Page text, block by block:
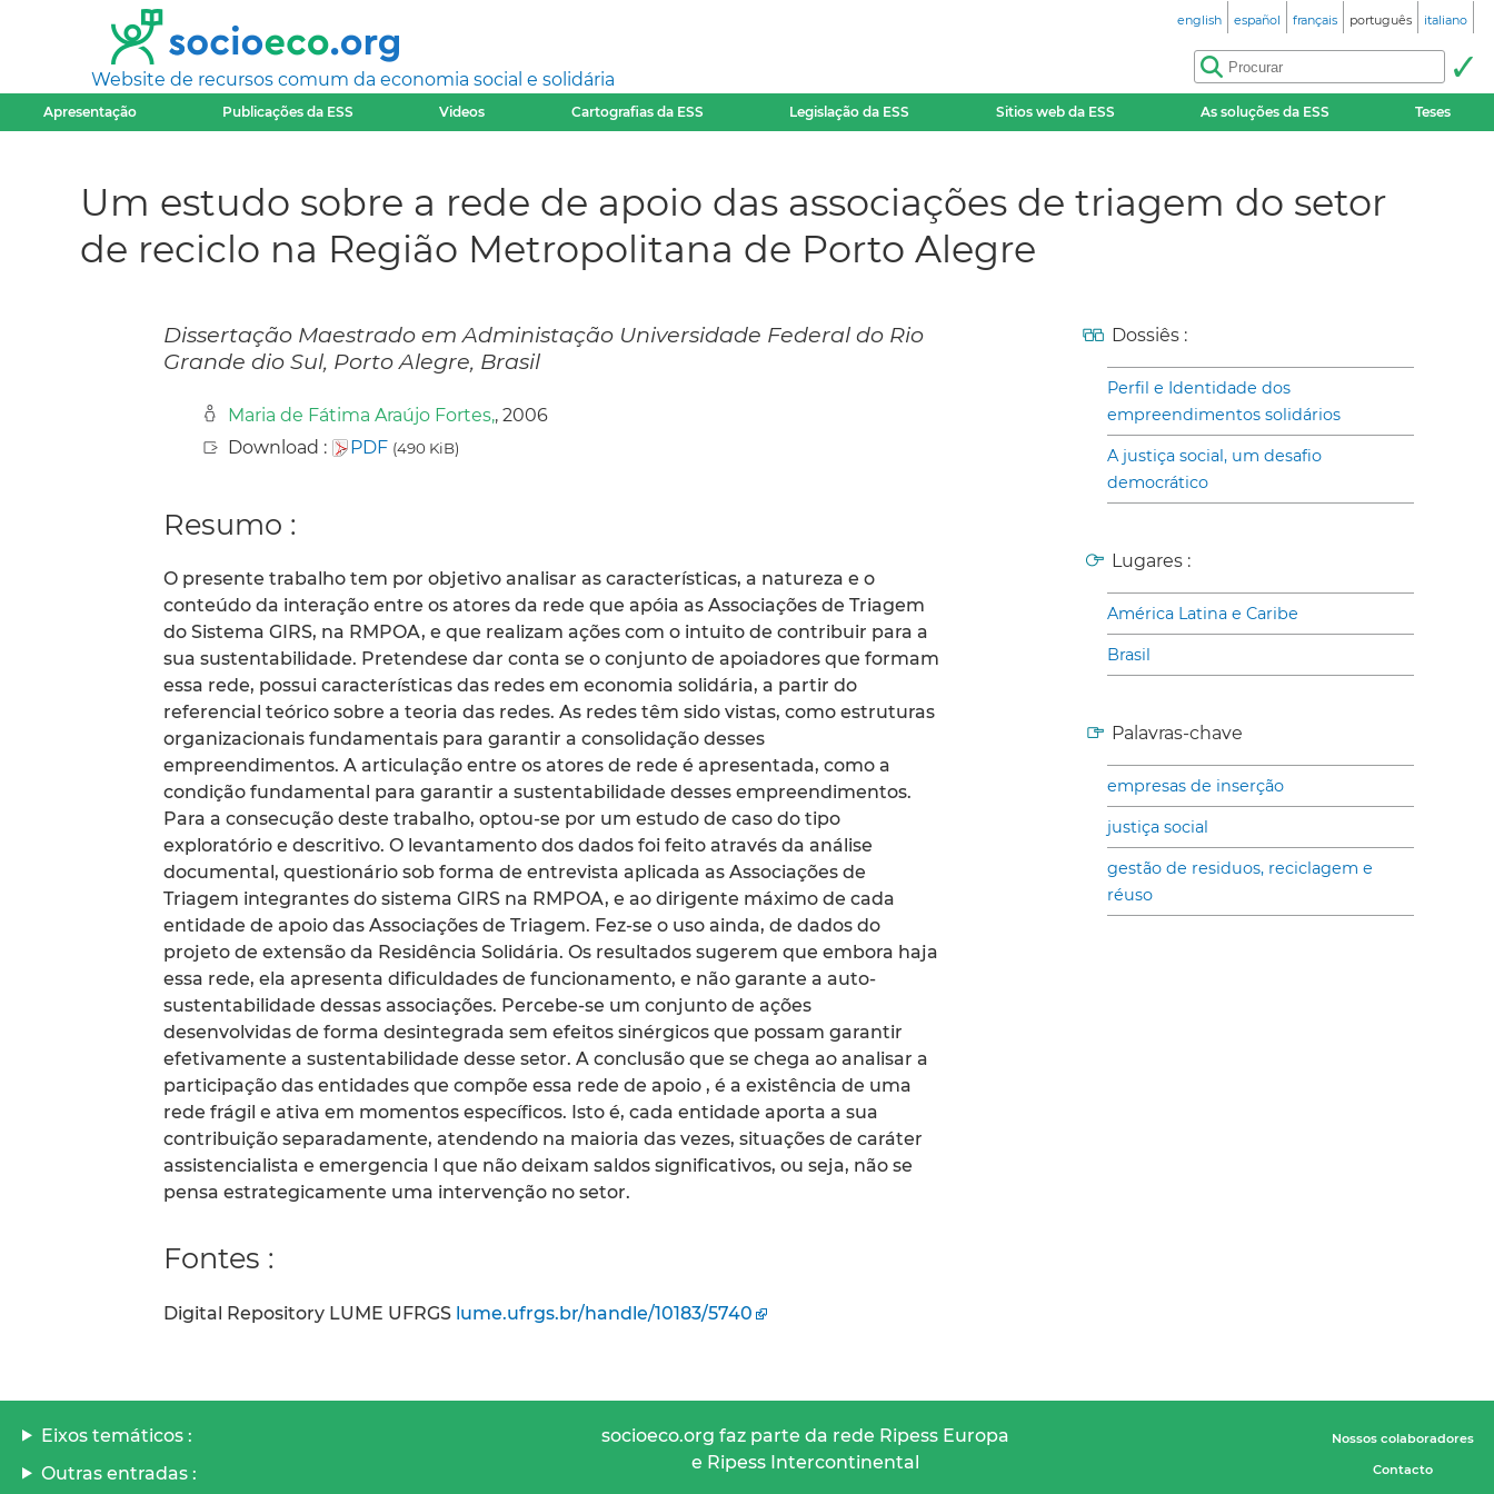
Website de recursos comum da economia social e solidária
english español français português italiano
Apresentação Publicações da ESS Videos Cartografias da ESS Legislação da ESS Sitios web da ESS As soluções da ESS Teses
Um estudo sobre a rede de apoio das associações de triagem do setor
de reciclo na Região Metropolitana de Porto Alegre
Dissertação Maestrado em Administação Universidade Federal do Rio
Grande dio Sul, Porto Alegre, Brasil
Maria de Fátima Araújo Fortes,, 2006
Download :
PDF (490 KiB)
Resumo :
O presente trabalho tem por objetivo analisar as características, a natureza e o
conteúdo da interação entre os atores da rede que apóia as Associações de Triagem
do Sistema GIRS, na RMPOA, e que realizam ações com o intuito de contribuir para a
sua sustentabilidade. Pretendese dar conta se o conjunto de apoiadores que formam
essa rede, possui características das redes em economia solidária, a partir do
referencial teórico sobre a teoria das redes. As redes têm sido vistas, como estruturas
organizacionais fundamentais para garantir a consolidação desses
empreendimentos. A articulação entre os atores de rede é apresentada, como a
condição fundamental para garantir a sustentabilidade desses empreendimentos.
Para a consecução deste trabalho, optou-se por um estudo de caso do tipo
exploratório e descritivo. O levantamento dos dados foi feito através da análise
documental, questionário sob forma de entrevista aplicada as Associações de
Triagem integrantes do sistema GIRS na RMPOA, e ao dirigente máximo de cada
entidade de apoio das Associações de Triagem. Fez-se o uso ainda, de dados do
projeto de extensão da Residência Solidária. Os resultados sugerem que embora haja
essa rede, ela apresenta dificuldades de funcionamento, e não garante a auto-
sustentabilidade dessas associações. Percebe-se um conjunto de ações
desenvolvidas de forma desintegrada sem efeitos sinérgicos que possam garantir
efetivamente a sustentabilidade desse setor. A conclusão que se chega ao analisar a
participação das entidades que compõe essa rede de apoio , é a existência de uma
rede frágil e ativa em momentos específicos. Isto é, cada entidade aporta a sua
contribuição separadamente, atendendo na maioria das vezes, situações de caráter
assistencialista e emergencia l que não deixam saldos significativos, ou seja, não se
pensa estrategicamente uma intervenção no setor.
Fontes :
Digital Repository LUME UFRGS lume.ufrgs.br/handle/10183/5740
Dossiês :
Perfil e Identidade dos
empreendimentos solidários
A justiça social, um desafio
democrático
Lugares :
América Latina e Caribe
Brasil
Palavras-chave
empresas de inserção
justiça social
gestão de residuos, reciclagem e
réuso
Eixos temáticos :
Outras entradas :
socioeco.org faz parte da rede Ripess Europa
e Ripess Intercontinental
Nossos colaboradores
Contacto